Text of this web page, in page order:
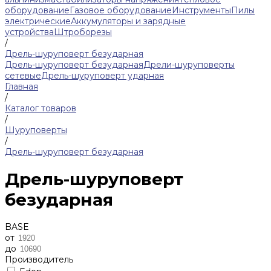
оборудованиеГазовое оборудованиеИнструментыПилы
электрическиеАккумуляторы и зарядные
устройстваШтроборезы
/
Дрель-шуруповерт безударная
Дрель-шуруповерт безударнаяДрели-шуруповерты
сетевыеДрель-шуруповерт ударная
Главная
/
Каталог товаров
/
Шуруповерты
/
Дрель-шуруповерт безударная
Дрель-шуруповерт
безударная
BASE
от
до
Производитель